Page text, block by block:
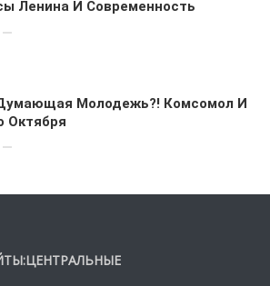
Ленина И Современность
Молодежь?! Комсомол И
Октября